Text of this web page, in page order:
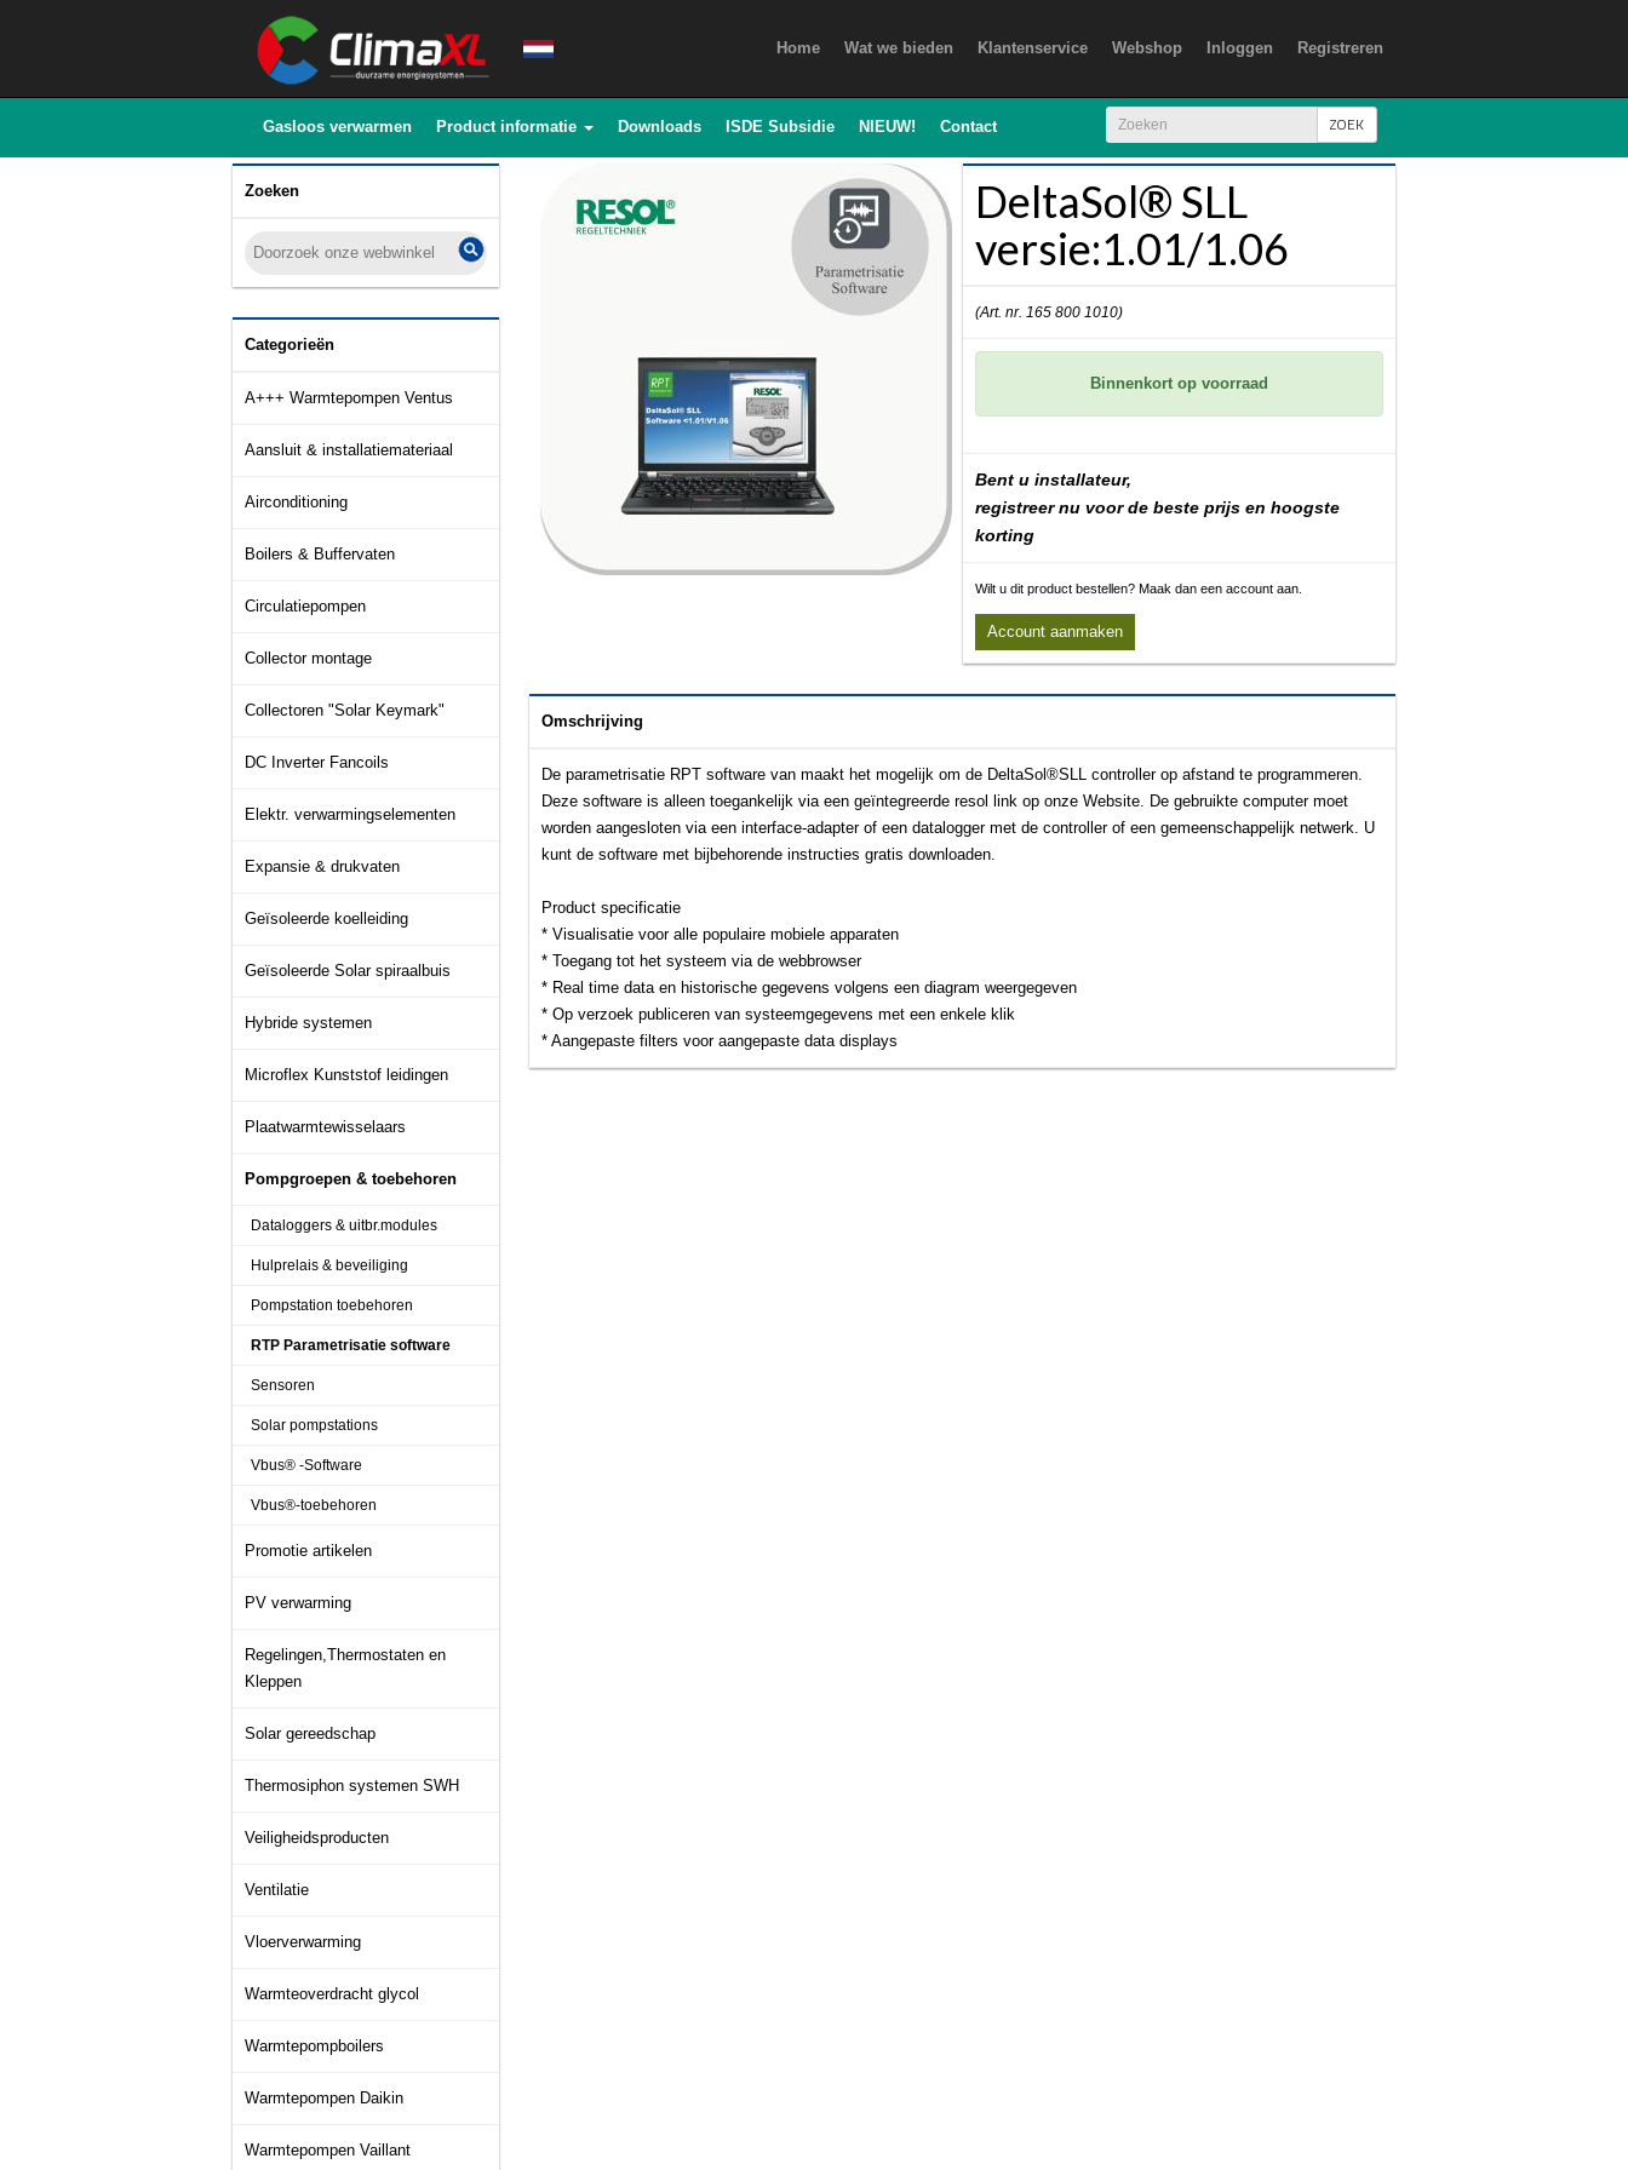
Home Wat we bieden Klantenservice Webshop Inloggen Registreren
Gasloos verwarmen Product informatie Downloads ISDE Subsidie NIEUW! Contact ZOEK
Zoeken
Categorieën
A+++ Warmtepompen Ventus
Aansluit & installatiemateriaal
Airconditioning
Boilers & Buffervaten
Circulatiepompen
Collector montage
Collectoren "Solar Keymark"
DC Inverter Fancoils
Elektr. verwarmingselementen
Expansie & drukvaten
Geïsoleerde koelleiding
Geïsoleerde Solar spiraalbuis
Hybride systemen
Microflex Kunststof leidingen
Plaatwarmtewisselaars
Pompgroepen & toebehoren
Dataloggers & uitbr.modules
Hulprelais & beveiliging
Pompstation toebehoren
RTP Parametrisatie software
Sensoren
Solar pompstations
Vbus® -Software
Vbus®-toebehoren
Promotie artikelen
PV verwarming
Regelingen,Thermostaten en
Kleppen
Solar gereedschap
Thermosiphon systemen SWH
Veiligheidsproducten
Ventilatie
Vloerverwarming
Warmteoverdracht glycol
Warmtepompboilers
Warmtepompen Daikin
Warmtepompen Vaillant
DeltaSol® SLL
versie:1.01/1.06
(Art. nr. 165 800 1010)
Binnenkort op voorraad
Bent u installateur,
registreer nu voor de beste prijs en hoogste
korting
Wilt u dit product bestellen? Maak dan een account aan.
Account aanmaken
Omschrijving
De parametrisatie RPT software van maakt het mogelijk om de DeltaSol®SLL controller op afstand te programmeren.
Deze software is alleen toegankelijk via een geïntegreerde resol link op onze Website. De gebruikte computer moet
worden aangesloten via een interface-adapter of een datalogger met de controller of een gemeenschappelijk netwerk. U
kunt de software met bijbehorende instructies gratis downloaden.
Product specificatie
* Visualisatie voor alle populaire mobiele apparaten
* Toegang tot het systeem via de webbrowser
* Real time data en historische gegevens volgens een diagram weergegeven
* Op verzoek publiceren van systeemgegevens met een enkele klik
* Aangepaste filters voor aangepaste data displays